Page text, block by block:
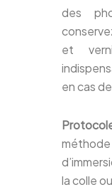
des
et
en cas
la colle